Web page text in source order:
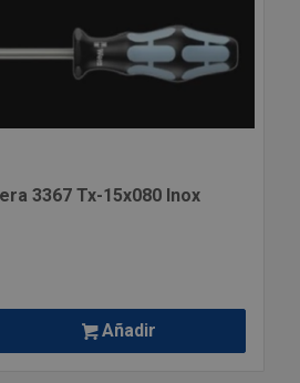
3367 Tx-15x080 Inox
Añadir